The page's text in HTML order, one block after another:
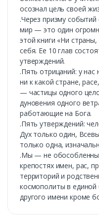
осознал цель своей
.Через призму
мир — это один
этой книги «Ни
себя. Ее 10 глав
утверждений.
.Пять отрицаний: у
ни к какой стране,
— частицы одного
дуновения одного
работающие на Бога.
.Пять утверждений:
Дух только один,
только одна,
.Мы — не
крепостях имен, рас,
территорий и
космополиты в единой
другого имени кроме